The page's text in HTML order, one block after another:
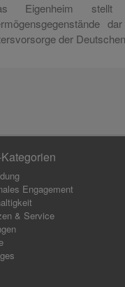
Eigenheim
der
Engagement
& Service